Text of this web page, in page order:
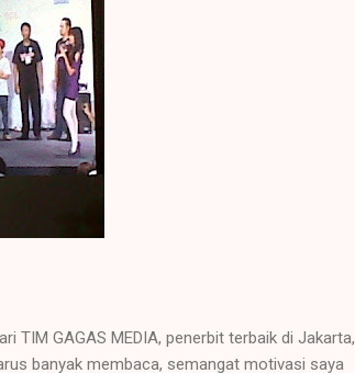
TIM GAGAS MEDIA, penerbit terbaik di Jakarta,
banyak membaca, semangat motivasi saya